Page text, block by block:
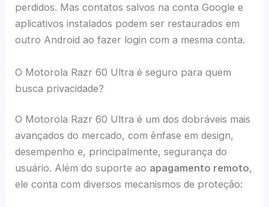
perdidos. Mas contatos salvos na conta Google e
aplicativos instalados podem ser restaurados em
outro Android ao fazer login com a mesma conta.
O Motorola Razr 60 Ultra é seguro para quem
busca privacidade?
O Motorola Razr 60 Ultra é um dos dobráveis mais
avançados do mercado, com ênfase em design,
desempenho e, principalmente, segurança do
usuário. Além do suporte ao apagamento remoto,
ele conta com diversos mecanismos de proteção: